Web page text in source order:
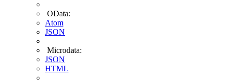
OData:
Atom
JSON
Microdata:
JSON
HTML